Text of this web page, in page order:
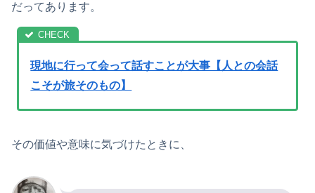
だってあります。
現地に行って会って話すことが大事【人との会話
こそが旅そのもの】
その価値や意味に気づけたときに、